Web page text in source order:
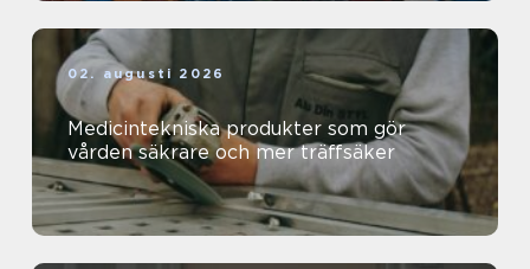
02. augusti 2026
Medicintekniska produkter som gör
vården säkrare och mer träffsäker